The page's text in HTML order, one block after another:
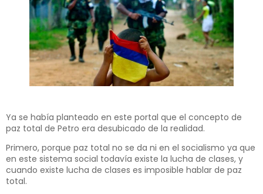
Ya se había planteado en este portal que el concepto de
paz total de Petro era desubicado de la realidad.
Primero, porque paz total no se da ni en el socialismo ya que
en este sistema social todavía existe la lucha de clases, y
cuando existe lucha de clases es imposible hablar de paz
total.